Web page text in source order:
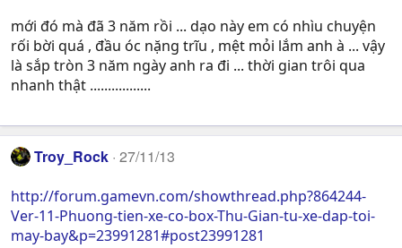
mới đó mà đã 3 năm rồi ... dạo này em có nhìu chuyện
rối bời quá , đầu óc nặng trĩu , mệt mỏi lắm anh à ... vậy
là sắp tròn 3 năm ngày anh ra đi ... thời gian trôi qua
nhanh thật .................
Troy_Rock 27/11/13
http://forum.gamevn.com/showthread.php?864244-
Ver-11-Phuong-tien-xe-co-box-Thu-Gian-tu-xe-dap-toi-
may-bay&p=23991281#post23991281